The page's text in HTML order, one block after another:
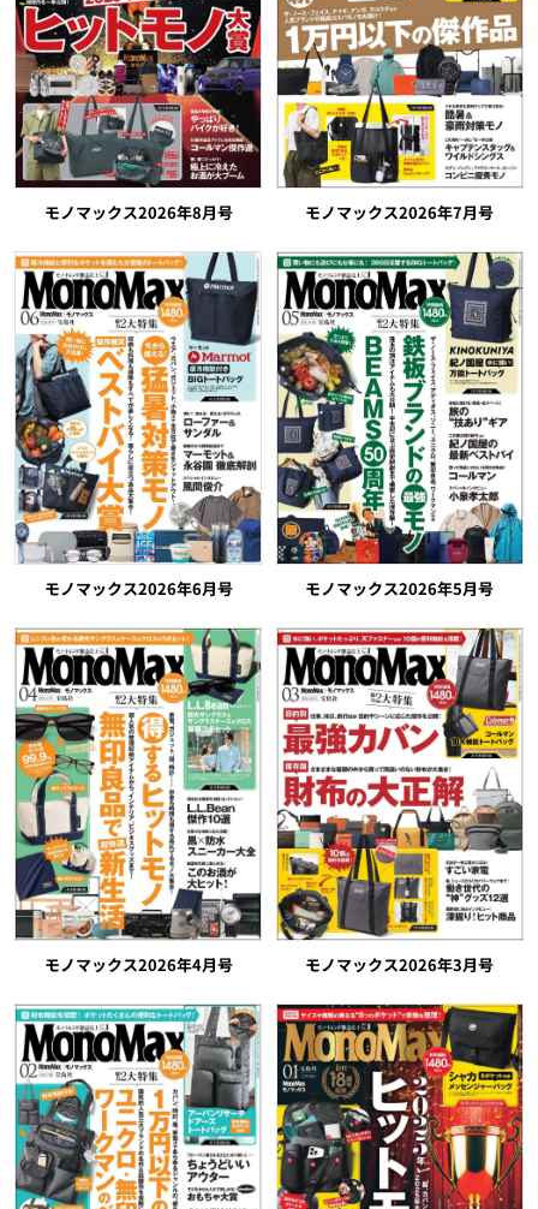
モノマックス2026年8月号 モノマックス2026年7月号
モノマックス2026年6月号 モノマックス2026年5月号
モノマックス2026年4月号 モノマックス2026年3月号